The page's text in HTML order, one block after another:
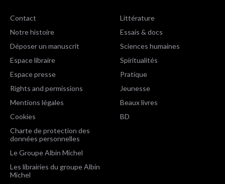
Contact
Notre histoire
Déposer un manuscrit
Espace libraire
Espace presse
Rights and permissions
Mentions légales
Cookies
Charte de protection des
données personnelles
Le Groupe Albin Michel
Les librairies du groupe Albin
Michel
Littérature
Essais & docs
Sciences humaines
Spiritualités
Pratique
Jeunesse
Beaux livres
BD